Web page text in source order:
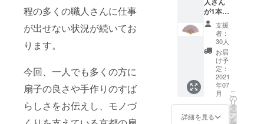
程の多くの職人さんに仕事
が出せない状況が続いてお
ります。
今回、一人でも多くの方に
扇子の良さや手作りのすば
らしさをお伝えし、モノづ
模様。
パール
加工が
光の加
減でキ
ラキラ
光りま
す。 ●
裏面：
漆喰塗
り白無
菌作
げた長
さ：約
３４ｃ
ｍ／閉
じた長
さ・約
１９．
３ｃ
ｍ ●
裏面：
漆喰塗
地（抗
塗り
仲骨：
唐木
染） ●
広げた
長さ：
約４０
ｃｍ／
閉じた
長さ・
約２
２．５
ｃｍ
ターン
品追加
させて
いただ
きまし
た！ 扇
子職人
さんが1
本1本丁
寧にお
仕立て
した京
都製の
が1本1
本丁寧
にお仕
立てし
た京都
製の京
扇子を
お届け
しま
す。 通
常価格
5830円
支援
者：
30人
お届
け予
定：
2021
年07
月
詳細を見る
こ
の
リ
タ
ー
ン
を